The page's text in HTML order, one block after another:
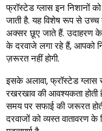
फ्रॉस्टेड ग्लास इन निशानों
जाती है. यह विशेष रूप से उच्च
अक्सर छूए जाते हैं. उदाहरण के
के दरवाजे लगा रहे हैं, आपको
ज़रूरत नहीं होगी.
इसके अलावा, फ्रॉस्टेड ग्लास
रखरखाव की आवश्यकता
समय पर सफाई की जरूरत
दरवाजों को व्यस्त वातावरण